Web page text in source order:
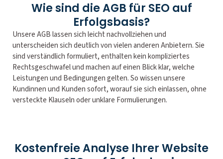
Wie sind die AGB für SEO auf
Erfolgsbasis?
Unsere AGB lassen sich leicht nachvollziehen und
unterscheiden sich deutlich von vielen anderen Anbietern. Sie
sind verständlich formuliert, enthalten kein kompliziertes
Rechtsgeschwafel und machen auf einen Blick klar, welche
Leistungen und Bedingungen gelten. So wissen unsere
Kundinnen und Kunden sofort, worauf sie sich einlassen, ohne
versteckte Klauseln oder unklare Formulierungen.
Kostenfreie Analyse Ihrer Website